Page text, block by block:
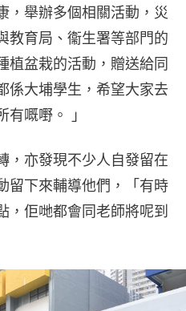
，舉辦多個相關活動，災
教育局、衞生署等部門的
植盆栽的活動，贈送給同
係大埔學生，希望大家去
嘅嘢。 」
，亦發現不少人自發留在
留下來輔導他們，「有時
，佢哋都會同老師將呢到